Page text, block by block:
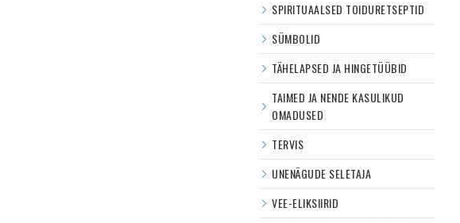
SPIRITUAALSED TOIDURETSEPTID
SÜMBOLID
TÄHELAPSED JA HINGETÜÜBID
TAIMED JA NENDE KASULIKUD
OMADUSED
TERVIS
UNENÄGUDE SELETAJA
VEE-ELIKSIIRID